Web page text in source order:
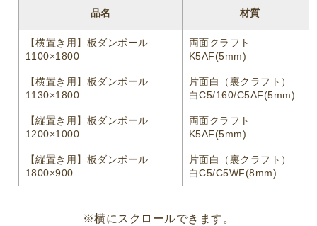
品名 材質
【横置き用】板ダンボール
1100×1800
両面クラフト
K5AF(5mm)
【横置き用】板ダンボール
1130×1800
片面白（裏クラフト）
白C5/160/C5AF(5mm)
【縦置き用】板ダンボール
1200×1000
両面クラフト
K5AF(5mm)
【縦置き用】板ダンボール
1800×900
片面白（裏クラフト）
白C5/C5WF(8mm)
※横にスクロールできます。